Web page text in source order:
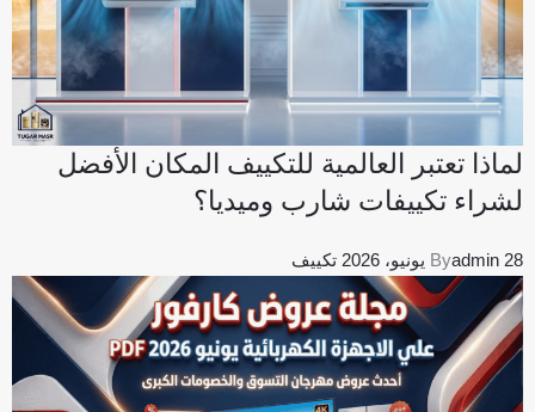
لماذا تعتبر العالمية للتكييف المكان الأفضل
لشراء تكييفات شارب وميديا؟
Byadmin 28 يونيو، 2026 تكييف